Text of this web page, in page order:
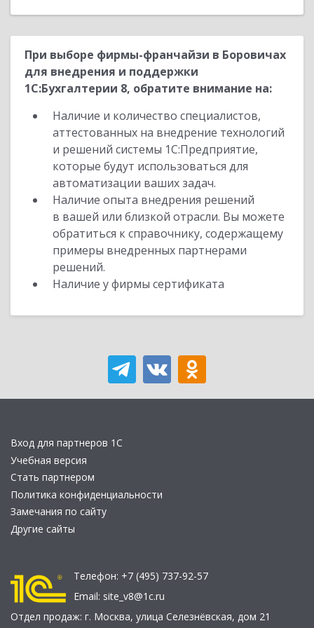
При выборе фирмы-франчайзи в Боровичах
для внедрения и поддержки
1С:Бухгалтерии 8, обратите внимание на:
Наличие и количество специалистов,
аттестованных на внедрение технологий
и решений системы 1С:Предприятие,
которые будут использоваться для
автоматизации ваших задач.
Наличие опыта внедрения решений
в вашей или близкой отрасли. Вы можете
обратиться к справочнику, содержащему
примеры внедренных партнерами
решений.
Наличие у фирмы сертификата
Вход для партнеров 1С
Учебная версия
Стать партнером
Политика конфиденциальности
Замечания по сайту
Другие сайты
Телефон: +7 (495) 737-92-57
Email: site_v8@1c.ru
Отдел продаж: г. Москва, улица Селезнёвская, дом 21